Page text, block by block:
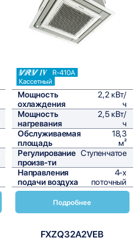
R-410A
Кассетный
Мощность
охлаждения
2,2 кВт/
ч
Мощность
нагревания
2,5 кВт/
ч
Обслуживаемая
площадь
18,3
м²
Регулирование
произв-ти
Ступенчатое
Направления
подачи воздуха
4-х
поточный
Подробнее
FXZQ32A2VEB